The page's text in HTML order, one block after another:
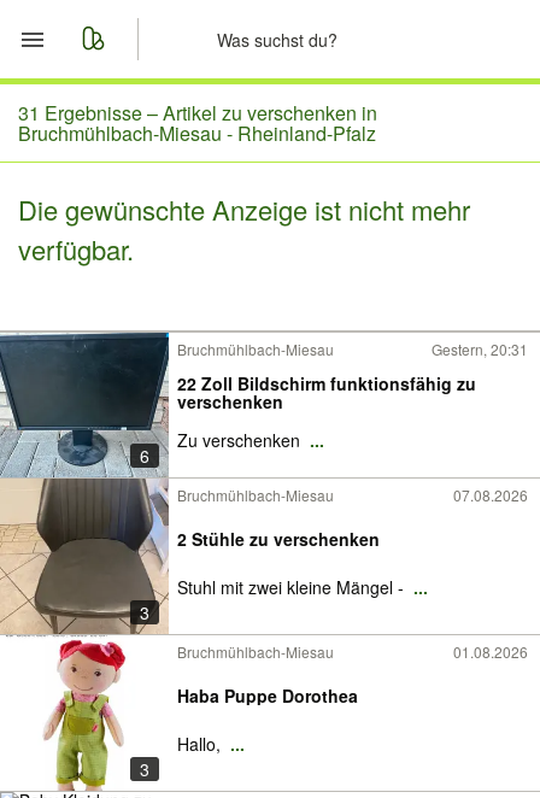
Start
Merkliste
Nachrichten
31 Ergebnisse –Artikel zu verschenken in
Bruchmühlbach-Miesau - Rheinland-Pfalz
Die gewünschte Anzeige ist nicht mehr
verfügbar.
6
Bruchmühlbach-Miesau Gestern, 20:31
22 Zoll Bildschirm funktionsfähig zu
verschenken
Zu verschenken ...
3
Bruchmühlbach-Miesau 07.08.2026
2 Stühle zu verschenken
Stuhl mit zwei kleine Mängel - ...
3
Bruchmühlbach-Miesau 01.08.2026
Haba Puppe Dorothea
Hallo, ...